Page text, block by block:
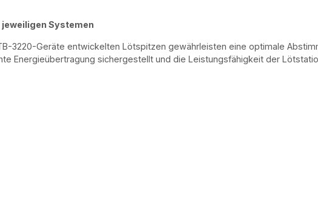
Systemen
3220-Geräte entwickelten Lötspitzen gewährleisten eine optimale
Energieübertragung sichergestellt und die Leistungsfähigkeit der